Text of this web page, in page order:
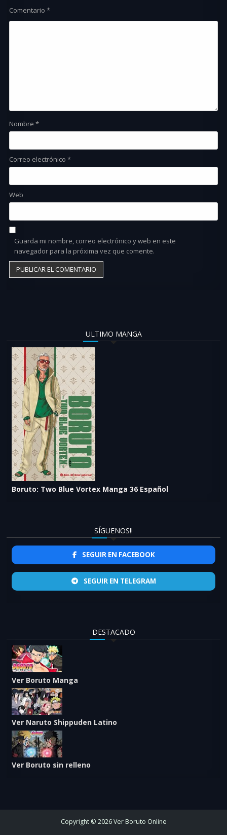
Comentario*
Nombre*
Correo electrónico*
Web
Guarda mi nombre, correo electrónico y web en este
navegador para la próxima vez que comente.
ULTIMO MANGA
Boruto: Two Blue Vortex Manga 36 Español
SÍGUENOS!!
SEGUIR EN FACEBOOK
SEGUIR EN TELEGRAM
DESTACADO
Ver Boruto Manga
Ver Naruto Shippuden Latino
Ver Boruto sin relleno
Copyright © 2026 Ver Boruto Online